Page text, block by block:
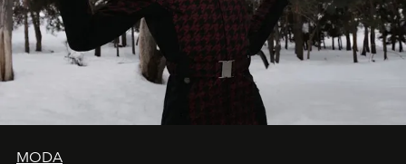
MODA